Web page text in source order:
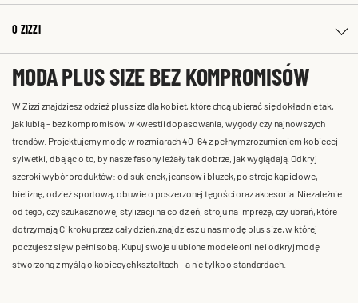
O ZIZZI
MODA PLUS SIZE BEZ KOMPROMISÓW
W Zizzi znajdziesz odzież plus size dla kobiet, które chcą ubierać się dokładnie tak,
jak lubią – bez kompromisów w kwestii dopasowania, wygody czy najnowszych
trendów. Projektujemy modę w rozmiarach 40-64 z pełnym zrozumieniem kobiecej
sylwetki, dbając o to, by nasze fasony leżały tak dobrze, jak wyglądają. Odkryj
szeroki wybór produktów: od sukienek, jeansów i bluzek, po stroje kąpielowe,
bieliznę, odzież sportową, obuwie o poszerzonej tęgości oraz akcesoria. Niezależnie
od tego, czy szukasz nowej stylizacji na co dzień, stroju na imprezę, czy ubrań, które
dotrzymają Ci kroku przez cały dzień, znajdziesz u nas modę plus size, w której
poczujesz się w pełni sobą. Kupuj swoje ulubione modele online i odkryj modę
stworzoną z myślą o kobiecych kształtach – a nie tylko o standardach.